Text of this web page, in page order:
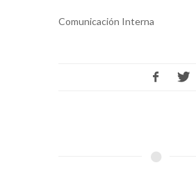
Comunicación Interna